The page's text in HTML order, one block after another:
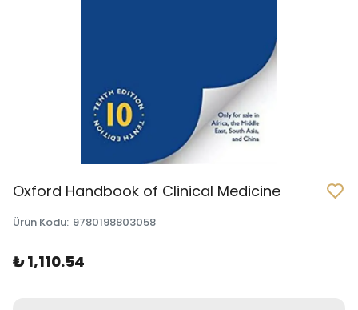
Oxford Handbook of Clinical Medicine
Ürün Kodu: 9780198803058
₺ 1,110.54